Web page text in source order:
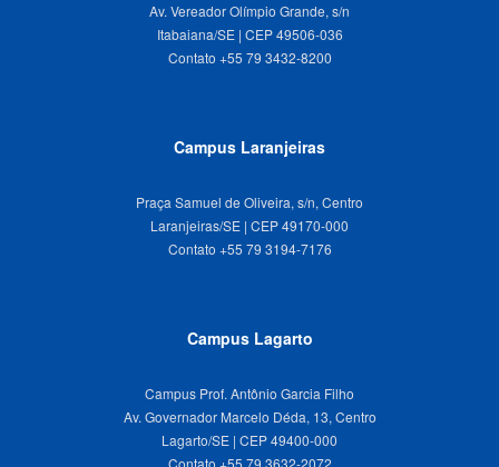
Av. Vereador Olímpio Grande, s/n
Itabaiana/SE | CEP 49506-036
Campus Laranjeiras
Praça Samuel de Oliveira, s/n, Centro
Laranjeiras/SE | CEP 49170-000
Campus Lagarto
Campus Prof. Antônio Garcia Filho
Av. Governador Marcelo Déda, 13, Centro
Lagarto/SE | CEP 49400-000